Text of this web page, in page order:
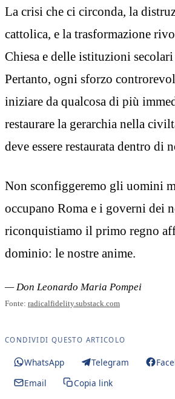
La crisi che ci circonda, la
cattolica, e la trasformazione
Chiesa e delle istituzioni secolari
Pertanto, ogni sforzo
iniziare da qualcosa di più
restaurare la gerarchia nella
deve essere restaurata dentro di
Non sconfiggeremo gli uomini
occupano Roma e i governi dei
riconquistiamo il primo regno
dominio: le nostre anime.
— Don Leonardo Maria Pompei
Fonte: radicalfidelity.substack.com
CONDIVIDI QUESTO ARTICOLO
WhatsApp Telegram
Email
Copia link